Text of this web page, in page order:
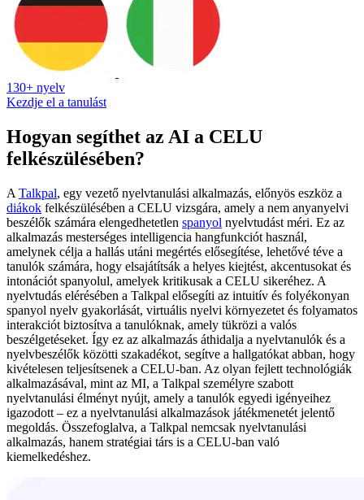
130+ nyelv
Kezdje el a tanulást
Hogyan segíthet az AI a CELU
felkészülésében?
A Talkpal, egy vezető nyelvtanulási alkalmazás, előnyös eszköz a
diákok felkészülésében a CELU vizsgára, amely a nem anyanyelvi
beszélők számára elengedhetetlen spanyol nyelvtudást méri. Ez az
alkalmazás mesterséges intelligencia hangfunkciót használ,
amelynek célja a hallás utáni megértés elősegítése, lehetővé téve a
tanulók számára, hogy elsajátítsák a helyes kiejtést, akcentusokat és
intonációt spanyolul, amelyek kritikusak a CELU sikeréhez. A
nyelvtudás elérésében a Talkpal elősegíti az intuitív és folyékonyan
spanyol nyelv gyakorlását, virtuális nyelvi környezetet és folyamatos
interakciót biztosítva a tanulóknak, amely tükrözi a valós
beszélgetéseket. Így ez az alkalmazás áthidalja a nyelvtanulók és a
nyelvbeszélők közötti szakadékot, segítve a hallgatókat abban, hogy
kivételesen teljesítsenek a CELU-ban. Az olyan fejlett technológiák
alkalmazásával, mint az MI, a Talkpal személyre szabott
nyelvtanulási élményt nyújt, amely a tanulók egyedi igényeihez
igazodott – ez a nyelvtanulási alkalmazások játékmenetét jelentő
megoldás. Összefoglalva, a Talkpal nemcsak nyelvtanulási
alkalmazás, hanem stratégiai társ is a CELU-ban való
kiemelkedéshez.